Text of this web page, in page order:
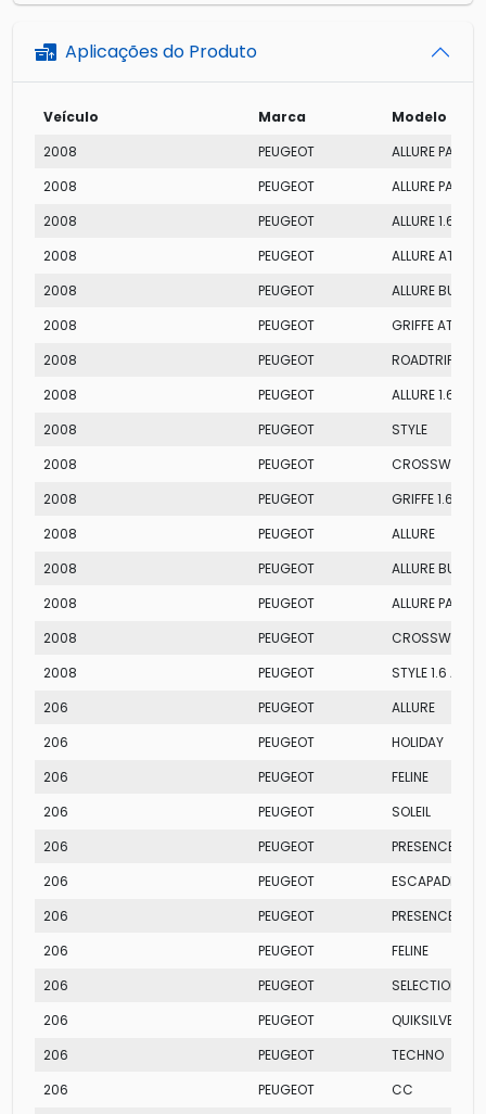
Aplicações do Produto
Veículo Marca
Modelo
2008
PEUGEOT
ALLURE PACK
2008
PEUGEOT
ALLURE PACK
2008
PEUGEOT
ALLURE 1.6 AT
2008
PEUGEOT
ALLURE AT
2008
PEUGEOT
ALLURE
2008
PEUGEOT
GRIFFE AT
2008
PEUGEOT
ROADTRIP
2008
PEUGEOT
ALLURE 1.6 MT
2008
PEUGEOT
STYLE
2008
PEUGEOT
CROSSWAY
2008
PEUGEOT
GRIFFE 1.6 AT
2008
PEUGEOT
ALLURE
2008
PEUGEOT
ALLURE
2008
PEUGEOT
ALLURE PACK
2008
PEUGEOT
CROSSWAY
2008
PEUGEOT
STYLE 1.6 AT
206
PEUGEOT
ALLURE
206
PEUGEOT
HOLIDAY
206
PEUGEOT
FELINE
206
PEUGEOT
SOLEIL
206
PEUGEOT
PRESENCE
206
PEUGEOT
ESCAPADE
206
PEUGEOT
PRESENCE
206
PEUGEOT
FELINE
206
PEUGEOT
SELECTION
206
PEUGEOT
QUIKSILVER
206
PEUGEOT
TECHNO
206
PEUGEOT CC